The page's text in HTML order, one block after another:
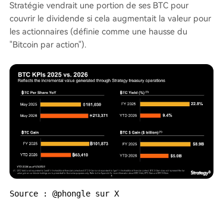
Stratégie vendrait une portion de ses BTC pour
couvrir le dividende si cela augmentait la valeur pour
les actionnaires (définie comme une hausse du
"Bitcoin par action").
Source : @phongle sur X